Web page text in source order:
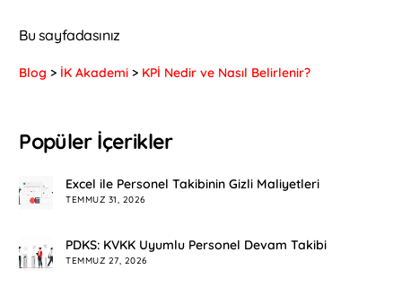
Bu sayfadasınız
Blog > İK Akademi > KPİ Nedir ve Nasıl Belirlenir?
Popüler İçerikler
Excel ile Personel Takibinin Gizli Maliyetleri
TEMMUZ 31, 2026
PDKS: KVKK Uyumlu Personel Devam Takibi
TEMMUZ 27, 2026